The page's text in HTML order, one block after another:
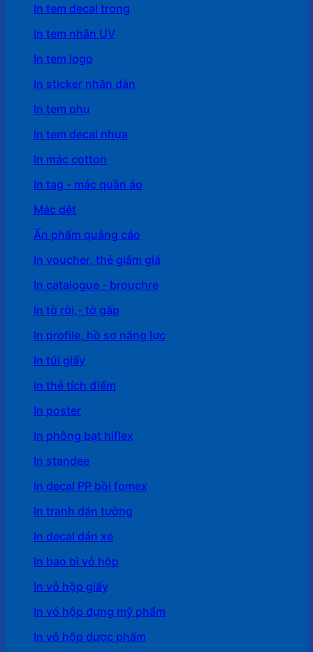
In tem decal trong
In tem nhãn UV
In tem logo
In sticker nhãn dán
In tem phụ
In tem decal nhựa
In mác cotton
In tag - mác quần áo
Mác dệt
Ấn phẩm quảng cáo
In voucher, thẻ giảm giá
In catalogue - brouchre
In tờ rời,- tờ gấp
In profile, hồ sơ năng lực
In túi giấy
In thẻ tích điểm
In poster
In phông bạt hiflex
In standee
In decal PP bồi fomex
In tranh dán tường
In decal dán xe
In bao bì vỏ hộp
In vỏ hộp giấy
In vỏ hộp đựng mỹ phẩm
In vỏ hộp dược phẩm